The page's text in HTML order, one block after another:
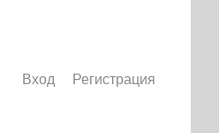
Вход Регистрация